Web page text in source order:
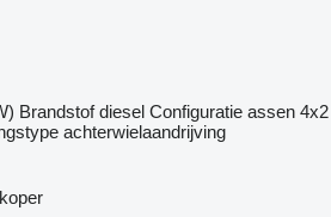
Brandstof diesel Configuratie assen 4x2
achterwielaandrijving